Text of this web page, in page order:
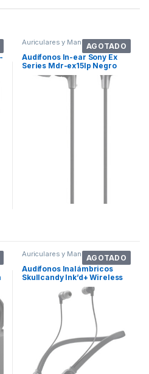
AGOTADO
Auriculares y Manos Libres
Audífonos In-ear Sony Ex
Series Mdr-ex15lp Negro
AGOTADO
Auriculares y Manos Libres
Audífonos Inalámbricos
Skullcandy Ink’d+ Wireless